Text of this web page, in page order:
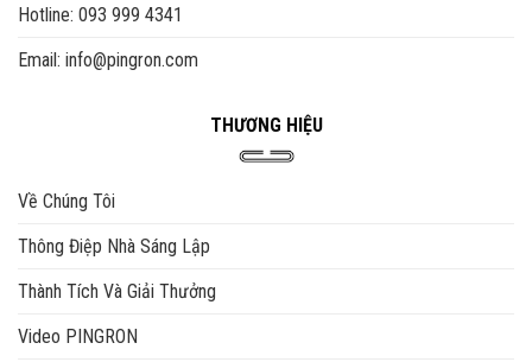
Hotline: 093 999 4341
Email: info@pingron.com
THƯƠNG HIỆU
Về Chúng Tôi
Thông Điệp Nhà Sáng Lập
Thành Tích Và Giải Thưởng
Video PINGRON